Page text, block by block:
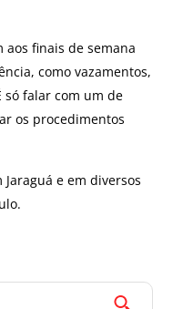
aos finais de semana
como vazamentos,
só falar com um de
os procedimentos
e em diversos